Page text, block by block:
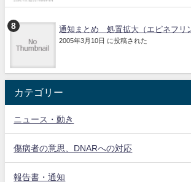
通知まとめ 処置拡大（エピネフリ
2005年3月10日 に投稿された
カテゴリー
ニュース・動き
傷病者の意思、DNARへの対応
報告書・通知